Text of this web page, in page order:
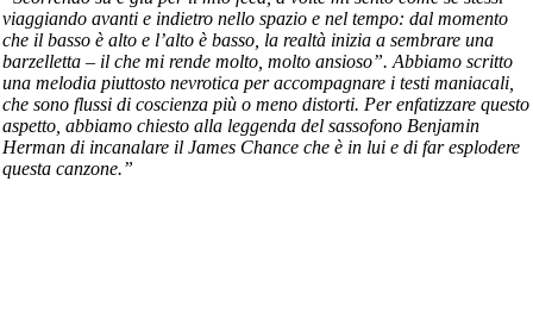
viaggiando avanti e indietro nello spazio e nel tempo: dal momento
che il basso è alto e l’alto è basso, la realtà inizia a sembrare una
barzelletta – il che mi rende molto, molto ansioso”. Abbiamo scritto
una melodia piuttosto nevrotica per accompagnare i testi maniacali,
che sono flussi di coscienza più o meno distorti. Per enfatizzare questo
aspetto, abbiamo chiesto alla leggenda del sassofono Benjamin
Herman di incanalare il James Chance che è in lui e di far esplodere
questa canzone.”